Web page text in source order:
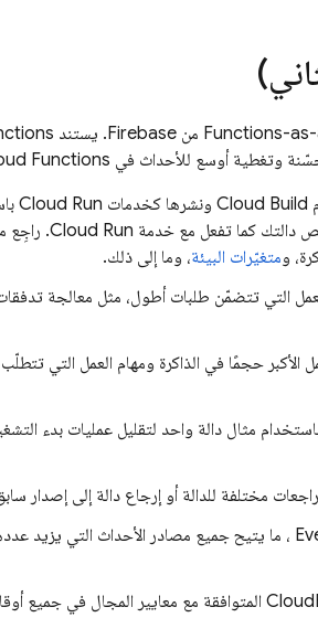
وتغطية أوسع للأحداث في Functions
Cloud Build ونشرها كخدمات Cloud Run
دالتك كما تفعل مع خدمة Cloud Run. راجِع
ومتغيّرات البيئة، وما إلى ذلك.
التي تتضمّن طلبات أطول، مثل معالجة تدفقات
الأكبر حجمًا في الذاكرة ومهام العمل التي
مثال دالة واحد لتقليل عمليات بدء
مختلفة للدالة أو إرجاع دالة إلى إصدار
في جميع